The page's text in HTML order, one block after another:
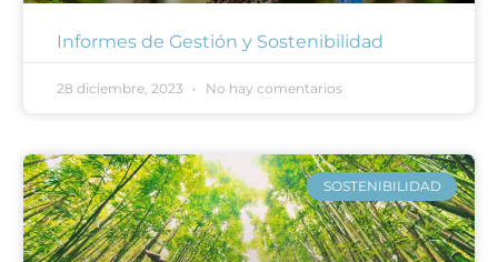
Informes de Gestión y Sostenibilidad
28 diciembre, 2023 No hay comentarios
SOSTENIBILIDAD